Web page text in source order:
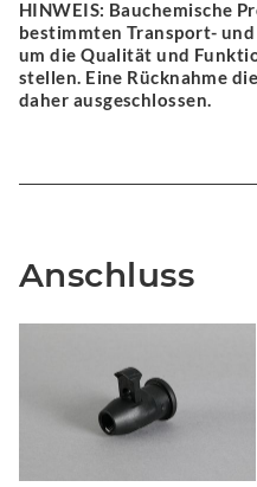
HINWEIS: Bauchemische
bestimmten Transport- und
um die Qualität und
stellen. Eine Rücknahme
daher ausgeschlossen.
Anschluss